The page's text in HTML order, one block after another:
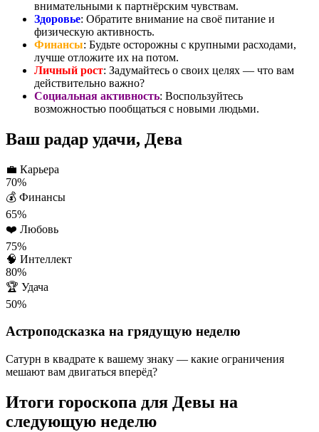
внимательными к партнёрским чувствам.
Здоровье: Обратите внимание на своё питание и
физическую активность.
Финансы: Будьте осторожны с крупными расходами,
лучше отложите их на потом.
Личный рост: Задумайтесь о своих целях — что вам
действительно важно?
Социальная активность: Воспользуйтесь
возможностью пообщаться с новыми людьми.
Ваш радар удачи, Дева
💼 Карьера
70%
💰 Финансы
65%
❤️ Любовь
75%
🧠 Интеллект
80%
🏆 Удача
50%
Астроподсказка на грядущую неделю
Сатурн в квадрате к вашему знаку — какие ограничения
мешают вам двигаться вперёд?
Итоги гороскопа для Девы на
следующую неделю